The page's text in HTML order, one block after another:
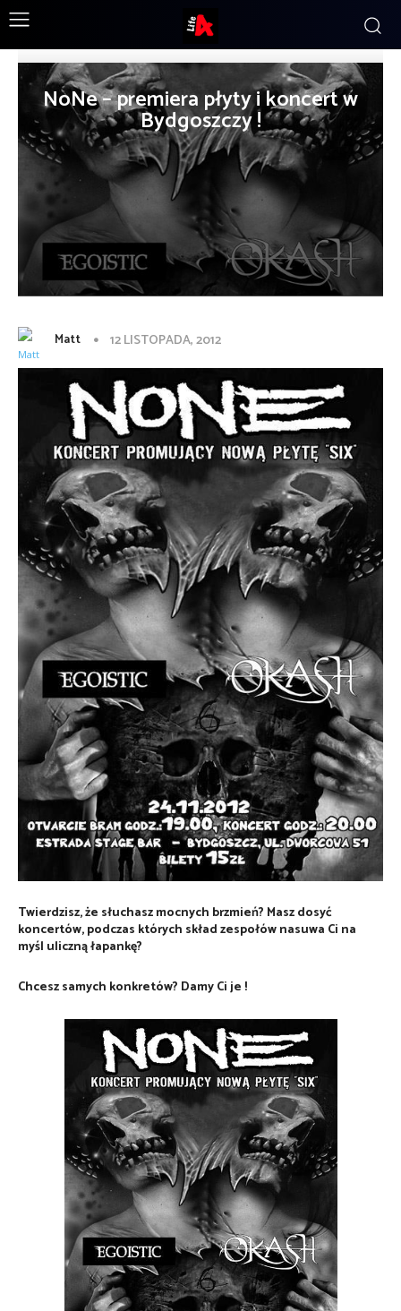
NoNe – premiera płyty i koncert w
Bydgoszczy !
Matt 12 LISTOPADA, 2012
Twierdzisz, że słuchasz mocnych brzmień? Masz dosyć
koncertów, podczas których skład zespołów nasuwa Ci na
myśl uliczną łapankę?
Chcesz samych konkretów? Damy Ci je !